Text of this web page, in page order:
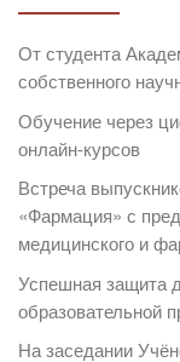
От студента
собственного
Обучение через
онлайн-курсов
Встреча
«Фармация» с
медицинского и
Успешная защита
образовательной
На заседании